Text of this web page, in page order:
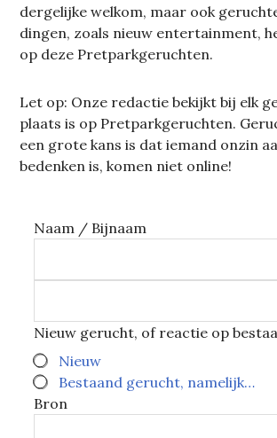
dergelijke welkom, maar ook
dingen, zoals nieuw entertainment,
op deze Pretparkgeruchten.
Let op: Onze redactie bekijkt bij elk
plaats is op Pretparkgeruchten.
een grote kans is dat iemand onzin
bedenken is, komen niet online!
Naam / Bijnaam
Nieuw gerucht, of reactie op
Nieuw
Bestaand gerucht, namelijk…
Bron